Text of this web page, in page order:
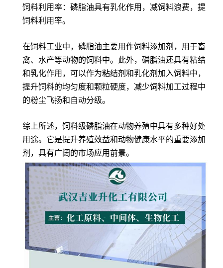
饲料利用率：磷脂油具有乳化作用，减饲料浪费，提
饲料利用率。
在饲料工业中，磷脂油主要用作饲料添加剂，用于畜
禽、水产等动物的饲料中。此外，磷脂油还具有粘结
和乳化作用，可以作为粘结剂和乳化剂加入饲料中，
提升饲料的均匀度和颗粒硬度，减少饲料加工过程中
的粉尘飞扬和自动分级。
综上所述，饲料级磷脂油在动物养殖中具有多种好处
用途。它是提升养殖效益和动物健康水平的重要添加
剂，具有广阔的市场应用前景。